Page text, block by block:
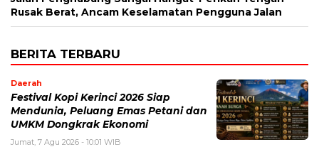
Rusak Berat, Ancam Keselamatan Pengguna Jalan
BERITA TERBARU
Daerah
Festival Kopi Kerinci 2026 Siap
Mendunia, Peluang Emas Petani dan
UMKM Dongkrak Ekonomi
Jumat, 7 Agu 2026 - 10:01 WIB